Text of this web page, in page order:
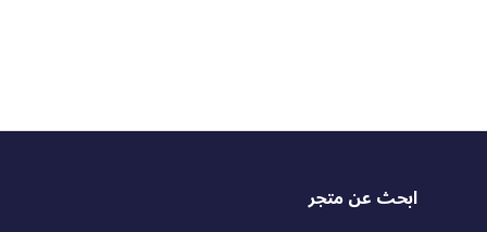
ابحث عن متجر